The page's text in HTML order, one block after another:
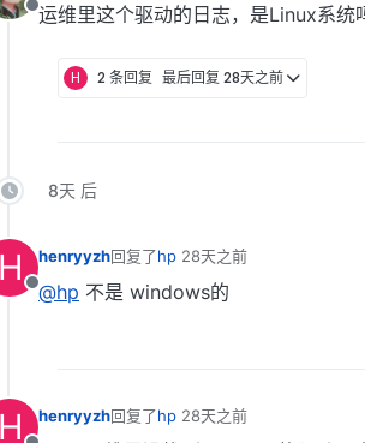
离线
运维里这个驱动的日志，是Linux系统
H 2 条回复 最后回复 28天之前
8天 后
H
离线
henryyzh回复了hp 28天之前
最后由 编辑
@hp 不是 windows的
H henryyzh回复了hp 28天之前
最后由 编辑